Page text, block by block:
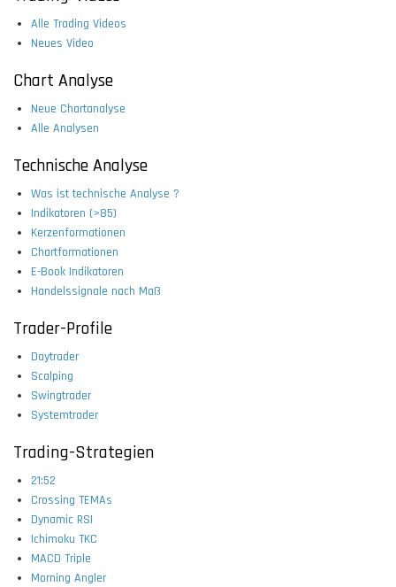
Alle Trading Videos
Neues Video
Chart Analyse
Neue Chartanalyse
Alle Analysen
Technische Analyse
Was ist technische Analyse ?
Indikatoren (>85)
Kerzenformationen
Chartformationen
E-Book Indikatoren
Handelssignale nach Maß
Trader-Profile
Daytrader
Scalping
Swingtrader
Systemtrader
Trading-Strategien
21:52
Crossing TEMAs
Dynamic RSI
Ichimoku TKC
MACD Triple
Morning Angler